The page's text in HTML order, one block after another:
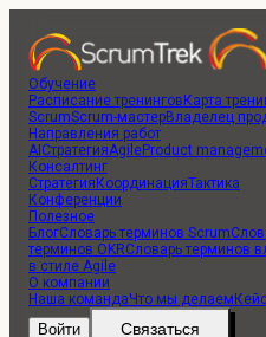
Обучение
Расписание тренингов Карта
ScrumScrum-мастерВладелец
Направления работ
AI СтратегияAgileProduct
Консалтинг
Стратегия КоординацияТактика
Конференции
Полезное
БлогСловарь терминов Scrum
терминов OKRСловарь терминов
в стиле Agile
О компании
Наша командаЧто мы делаем
Войти Связаться